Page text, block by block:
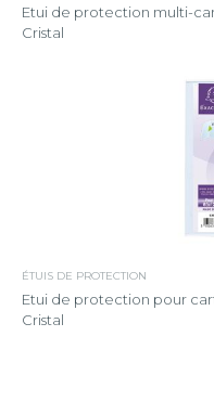
Etui de protection multi-
Cristal
ÉTUIS DE PROTECTION
Etui de protection pour
Cristal